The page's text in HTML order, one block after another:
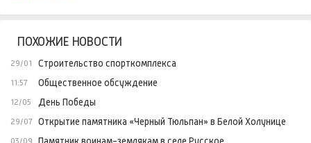
ПОХОЖИЕ НОВОСТИ
29/01 Строительство спорткомплекса
11:57 Общественное обсуждение
12/05 День Победы
29/07 Открытие памятника «Черный Тюльпан» в Белой Холунице
03/09